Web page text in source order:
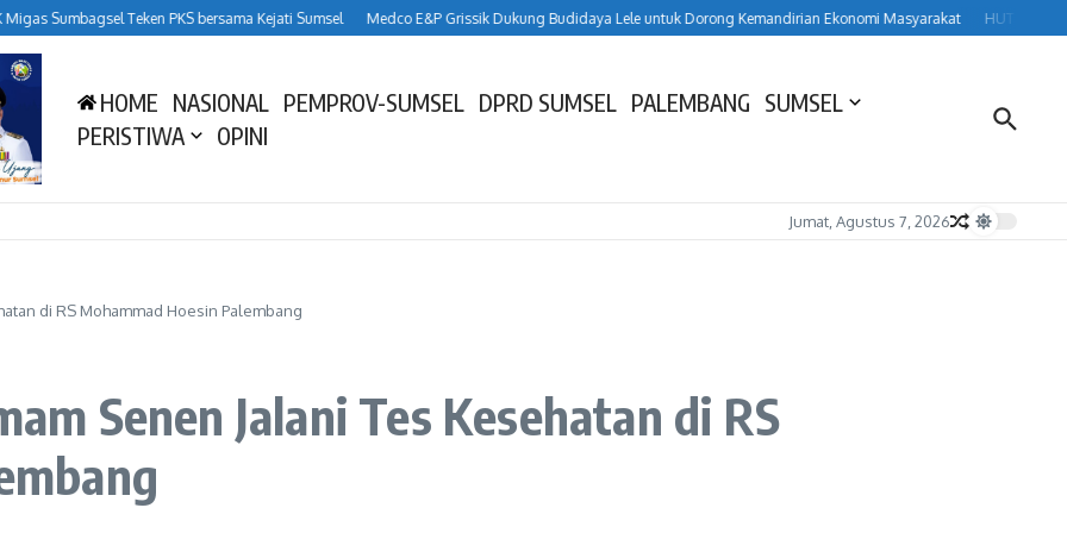
Teken PKS bersama Kejati Sumsel Medco E&P Grissik Dukung Budidaya Lele untuk Dorong Kemandirian Ekonomi Masyarakat HUT ke-157 Lahat,
HOME NASIONAL PEMPROV-SUMSEL DPRD SUMSEL PALEMBANG SUMSEL
PERISTIWA
OPINI
Jumat, Agustus 7, 2026
di RS Mohammad Hoesin Palembang
Senen Jalani Tes Kesehatan di RS